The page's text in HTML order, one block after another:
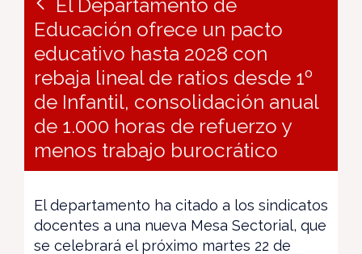
El Departamento de
Educación ofrece un pacto
educativo hasta 2028 con
rebaja lineal de ratios desde 1º
de Infantil, consolidación anual
de 1.000 horas de refuerzo y
menos trabajo burocrático
El departamento ha citado a los sindicatos
docentes a una nueva Mesa Sectorial, que
se celebrará el próximo martes 22 de